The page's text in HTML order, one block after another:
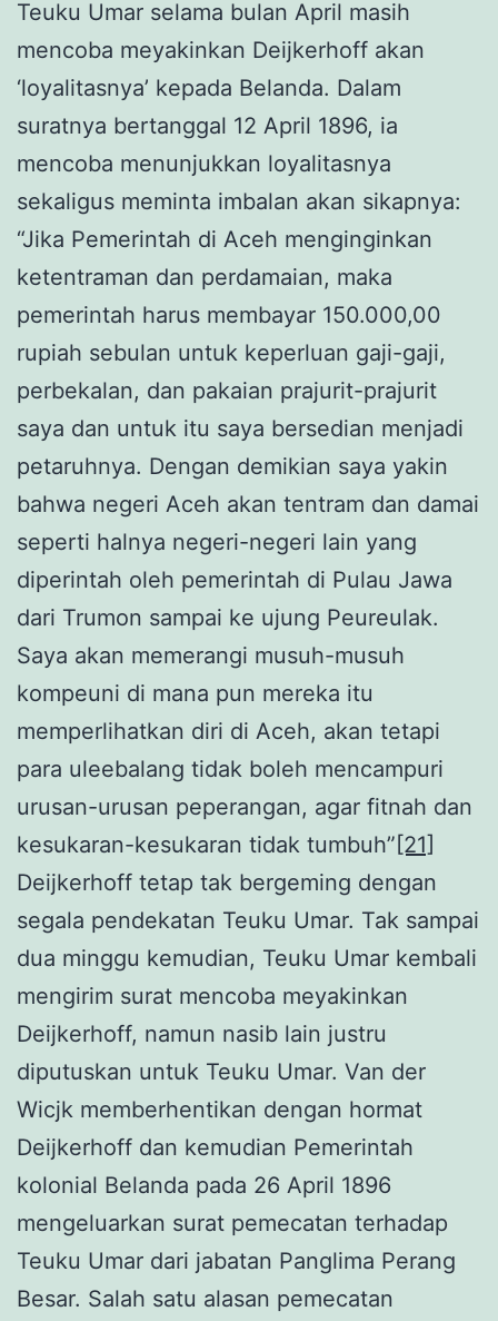
Teuku Umar selama bulan April masih
mencoba meyakinkan Deijkerhoff akan
‘loyalitasnya’ kepada Belanda. Dalam
suratnya bertanggal 12 April 1896, ia
mencoba menunjukkan loyalitasnya
sekaligus meminta imbalan akan sikapnya:
“Jika Pemerintah di Aceh menginginkan
ketentraman dan perdamaian, maka
pemerintah harus membayar 150.000,00
rupiah sebulan untuk keperluan gaji-gaji,
perbekalan, dan pakaian prajurit-prajurit
saya dan untuk itu saya bersedian menjadi
petaruhnya. Dengan demikian saya yakin
bahwa negeri Aceh akan tentram dan damai
seperti halnya negeri-negeri lain yang
diperintah oleh pemerintah di Pulau Jawa
dari Trumon sampai ke ujung Peureulak.
Saya akan memerangi musuh-musuh
kompeuni di mana pun mereka itu
memperlihatkan diri di Aceh, akan tetapi
para uleebalang tidak boleh mencampuri
urusan-urusan peperangan, agar fitnah dan
kesukaran-kesukaran tidak tumbuh” [21]
Deijkerhoff tetap tak bergeming dengan
segala pendekatan Teuku Umar. Tak sampai
dua minggu kemudian, Teuku Umar kembali
mengirim surat mencoba meyakinkan
Deijkerhoff, namun nasib lain justru
diputuskan untuk Teuku Umar. Van der
Wicjk memberhentikan dengan hormat
Deijkerhoff dan kemudian Pemerintah
kolonial Belanda pada 26 April 1896
mengeluarkan surat pemecatan terhadap
Teuku Umar dari jabatan Panglima Perang
Besar. Salah satu alasan pemecatan